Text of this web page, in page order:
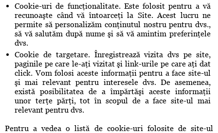
Cookie-uri de funcţionalitate. Este folosit pentru a vă
recunoaşte când vă întoarceţi la Site. Acest lucru ne
permite să personalizăm conţinutul nostru pentru dvs.,
să vă salutăm după nume şi să vă amintim preferinţele
dvs.
Cookie de targetare. Înregistrează vizita dvs pe site,
paginile pe care le-aţi vizitat şi link-urile pe care aţi dat
click. Vom folosi aceste informaţii pentru a face site-ul
şi mai relevant pentru interesele dvs. De asemenea,
există posibilitatea de a împărtăşi aceste informaţii
unor terţe părţi, tot în scopul de a face site-ul mai
relevant pentru dvs.
Pentru a vedea o listă de cookie-uri folosite de site-ul